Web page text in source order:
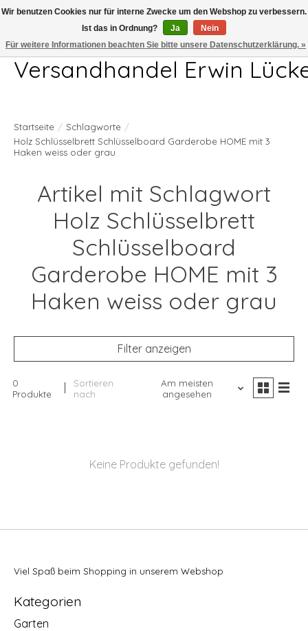
Telefon 04407 715872 MO-DO 7.00-17.00Uhr FR 7.00-13.00Uhr
Versandhandel Erwin
Startseite / Schlagworte /
Holz Schlüsselbrett Schlüsselboard Garderobe HOME mit 3
Haken weiss oder grau
Artikel mit Schlagwort
Holz Schlüsselbrett
Schlüsselboard
Garderobe HOME mit 3
Haken weiss oder grau
Filter anzeigen
0
Produkte
Sortieren
nach
Am meisten
angesehen
Keine Produkte gefunden!
Viel Spaß beim Shopping in unserem Webshop
Kategorien
Garten
Wir benutzen Cookies nur für interne Zwecke um den Webshop zu verbessern.
Ist das in Ordnung?
Ja
Nein
Für weitere Informationen beachten Sie bitte unsere Datenschutzerklärung. »